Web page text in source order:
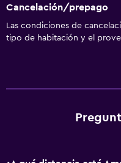
Lavandería
Salud y seguridad
Cancelación/prepago
Las condiciones de
tipo de habitación y el